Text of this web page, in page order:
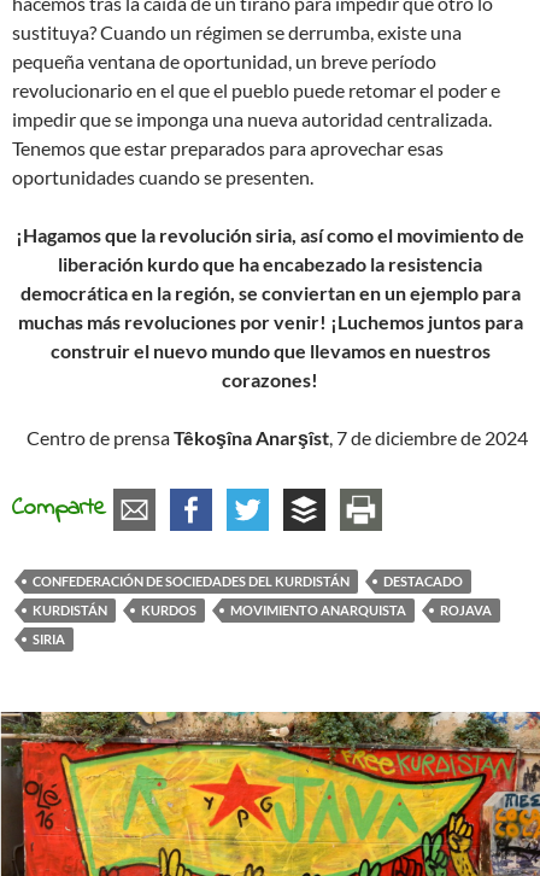
sustituya? Cuando un régimen se derrumba, existe una
pequeña ventana de oportunidad, un breve período
revolucionario en el que el pueblo puede retomar el poder e
impedir que se imponga una nueva autoridad centralizada.
Tenemos que estar preparados para aprovechar esas
oportunidades cuando se presenten.
¡Hagamos que la revolución siria, así como el movimiento de
liberación kurdo que ha encabezado la resistencia
democrática en la región, se conviertan en un ejemplo para
muchas más revoluciones por venir! ¡Luchemos juntos para
construir el nuevo mundo que llevamos en nuestros
corazones!
Centro de prensaTêkoşîna Anarşîst, 7 de diciembre de 2024
Comparte
CONFEDERACIÓN DE SOCIEDADES DEL KURDISTÁN
DESTACADO
KURDISTÁN
KURDOS MOVIMIENTO ANARQUISTA
ROJAVA
SIRIA